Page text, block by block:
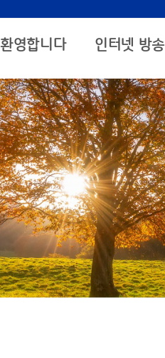
환영합니다 인터넷 방송